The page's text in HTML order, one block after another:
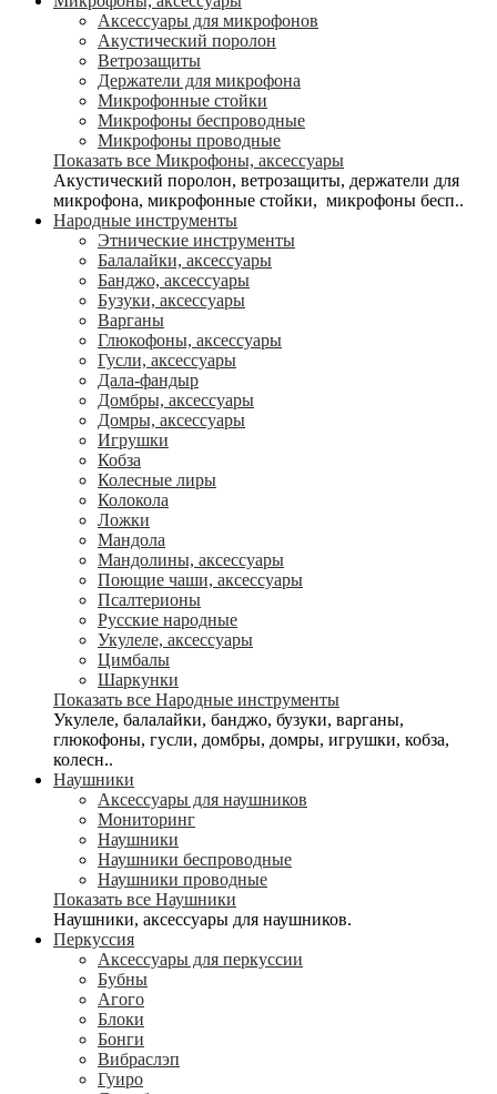
Аксессуары для микрофонов
Акустический поролон
Ветрозащиты
Держатели для микрофона
Микрофонные стойки
Микрофоны беспроводные
Микрофоны проводные
Показать все Микрофоны, аксессуары
Акустический поролон, ветрозащиты, держатели для
микрофона, микрофонные стойки, микрофоны бесп..
Народные инструменты
Этнические инструменты
Балалайки, аксессуары
Банджо, аксессуары
Бузуки, аксессуары
Варганы
Глюкофоны, аксессуары
Гусли, аксессуары
Дала-фандыр
Домбры, аксессуары
Домры, аксессуары
Игрушки
Кобза
Колесные лиры
Колокола
Ложки
Мандола
Мандолины, аксессуары
Поющие чаши, аксессуары
Псалтерионы
Русские народные
Укулеле, аксессуары
Цимбалы
Шаркунки
Показать все Народные инструменты
Укулеле, балалайки, банджо, бузуки, варганы,
глюкофоны, гусли, домбры, домры, игрушки, кобза,
колесн..
Наушники
Аксессуары для наушников
Мониторинг
Наушники
Наушники беспроводные
Наушники проводные
Показать все Наушники
Наушники, аксессуары для наушников.
Перкуссия
Аксессуары для перкуссии
Бубны
Агого
Блоки
Бонги
Вибраслэп
Гуиро